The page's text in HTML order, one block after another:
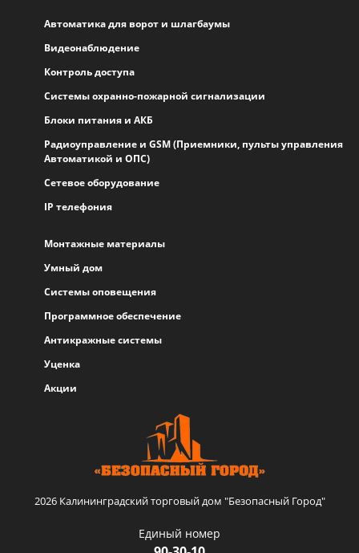
Автоматика для ворот и шлагбаумы
Видеонаблюдение
Контроль доступа
Системы охранно-пожарной сигнализации
Блоки питания и АКБ
Радиоуправление и GSM (Приемники, пульты управления
Автоматикой и ОПС)
Сетевое оборудование
IP телефония
Монтажные материалы
Умный дом
Системы оповещения
Программное обеспечение
Антикражные системы
Уценка
Акции
2026 Калининградский торговый дом "Безопасный Город"
Единый номер